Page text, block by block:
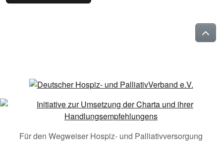
Für den Wegweiser Hospiz- und Palliativversorgung